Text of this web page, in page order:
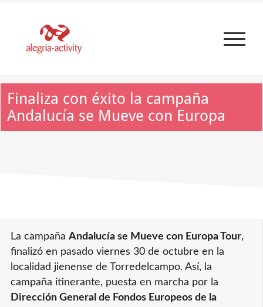
Finaliza con éxito la campaña
Andalucía se Mueve con Europa
imagen
más
grande
La campaña Andalucía se Mueve con Europa Tour,
finalizó en pasado viernes 30 de octubre en la
localidad jienense de Torredelcampo. Así, la
campaña itinerante, puesta en marcha por la
Dirección General de Fondos Europeos de la